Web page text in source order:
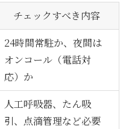
チェックすべき内容
24時間常駐か、夜間は
オンコール（電話対
応）か
人工呼吸器、たん吸
引、点滴管理など必要